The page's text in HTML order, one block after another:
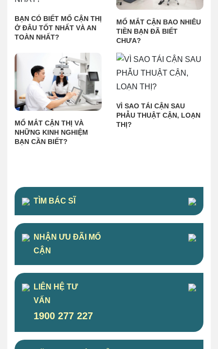
BẠN CÓ BIẾT MỔ CẬN THỊ
Ở ĐÂU TỐT NHẤT VÀ AN
TOÀN NHẤT?
MỔ MẮT CẬN BAO NHIÊU
TIỀN BẠN ĐÃ BIẾT
CHƯA?
MỔ MẮT CẬN THỊ VÀ
NHỮNG KINH NGHIỆM
BẠN CẦN BIẾT?
VÌ SAO TÁI CẬN SAU
PHẪU THUẬT CẬN, LOẠN
THỊ?
TÌM BÁC SĨ
NHẬN ƯU ĐÃI MỔ
CẬN
LIÊN HỆ TƯ
VẤN
1900 277 227